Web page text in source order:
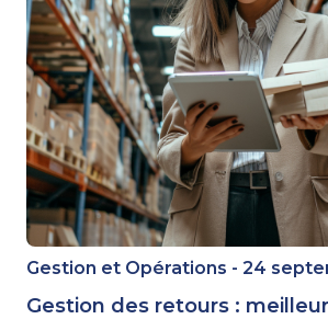
Gestion et Opérations - 24
Gestion des retours :